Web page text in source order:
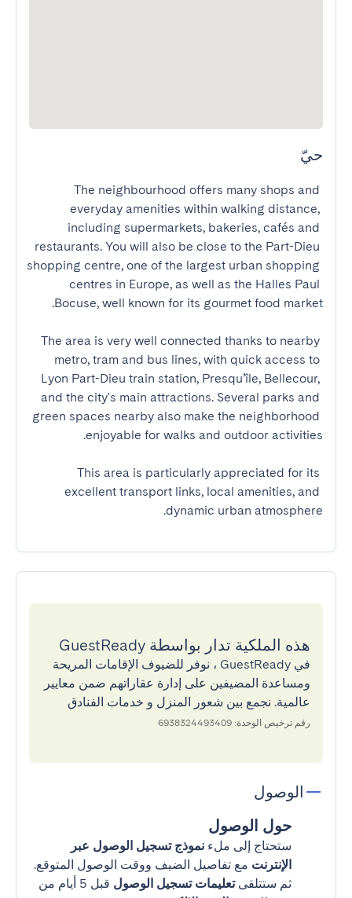
حيّ
The neighbourhood offers many shops and
everyday amenities within walking distance,
including supermarkets, bakeries, cafés and
restaurants. You will also be close to the Part-Dieu
shopping centre, one of the largest urban shopping
centres in Europe, as well as the Halles Paul
The area is very well connected thanks to nearby
metro, tram and bus lines, with quick access to
Lyon Part-Dieu train station, Presqu’île, Bellecour,
and the city's main attractions. Several parks and
green spaces nearby also make the neighborhood
This area is particularly appreciated for its
excellent transport links, local amenities, and
dynamic urban atmosphere.
هذه الملكية تدار بواسطة GuestReady
في GuestReady ، نوفر للضيوف الإقامات المريحة
ومساعدة المضيفين على إدارة عقاراتهم ضمن معايير
عالمية. نجمع بين شعور المنزل و خدمات الفنادق
رقم ترخيص الوحدة: 6938324493409
الوصول
حول الوصول
ستحتاج إلى ملء نموذج تسجيل الوصول عبر
الإنترنت مع تفاصيل الضيف ووقت الوصول المتوقع.
ثم ستتلقىتعليمات تسجيل الوصول
قبل 5 أيام من